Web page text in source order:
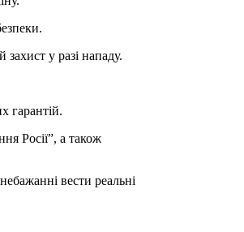
у разі нападу.
гарантій.
Росії”, а також
вести реальні